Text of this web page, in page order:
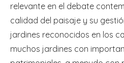
relevante en el debate
calidad del paisaje y su
jardines reconocidos en los
muchos jardines con